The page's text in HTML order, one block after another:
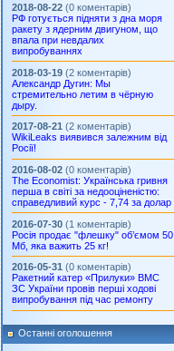
2018-08-22 (0 коментарів)
РФ готується підняти з дна моря
ракету з ядерним двигуном, що
впала при невдалих
випробуваннях
2018-03-19 (2 коментарів)
Александр Дугин: Мы
стремительно летим в чёрную
дыру.
2017-08-21 (2 коментарів)
WikiLeaks виявився залежним від
Росії!
2016-08-02 (0 коментарів)
The Economist: Українська гривня
перша в світі за недооціненістю:
справедливий курс - 7,74 за долар
2016-07-30 (1 коментарів)
Росія продає "флешку" об’ємом 50
Мб, яка важить 25 кг!
2016-05-31 (0 коментарів)
Ракетний катер «Прилуки» ВМС
ЗС України провів перші ходові
випробування під час ремонту
Останні оголошення